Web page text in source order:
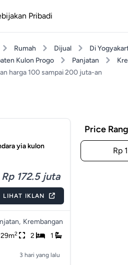
Pribadi
Rumah Dijual
Di
Kulon Progo
Panjatan
harga 100 sampai 200 juta-an
yia kulon
Rp 172.5 juta
LIHAT IKLAN
Krembangan
29m2 2 1
3 hari yang lalu
Price
Rp